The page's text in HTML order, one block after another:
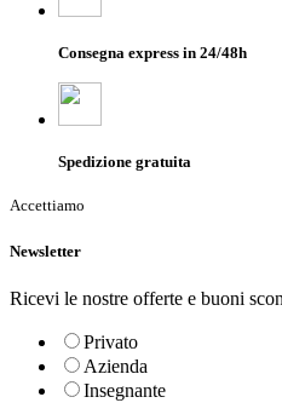
Consegna express in 24/48h
Spedizione gratuita
Accettiamo
Newsletter
Ricevi le nostre offerte e buoni
Privato
Azienda
Insegnante